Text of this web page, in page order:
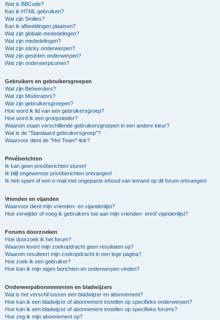
Wat is BBCode?
Kan ik HTML gebruiken?
Wat zijn Smilies?
Kan ik afbeeldingen plaatsen?
Wat zijn globale mededelingen?
Wat zijn mededelingen?
Wat zijn sticky onderwerpen?
Wat zijn gesloten onderwerpen?
Wat zijn onderwerpiconen?
Gebruikers en gebruikersgroepen
Wat zijn Beheerders?
Wat zijn Moderators?
Wat zijn gebruikersgroepen?
Hoe word ik lid van een gebruikersgroep?
Hoe word ik een groepsleider?
Waarom staan verschillende gebruikersgroepen in een andere kleur?
Wat is de "Standaard gebruikersgroep"?
Waarvoor dient de "Het Team"-link?
Privéberichten
Ik kan geen privéberichten sturen!
Ik blijf ongewenste privéberichten ontvangen!
Ik heb spam of een e-mail met ongepaste inhoud van iemand op dit forum ontvangen!
Vrienden en vijanden
Waarvoor dient mijn vrienden- en vijandenlijst?
Hoe verwijder of voeg ik gebruikers toe aan mijn vrienden- en/of vijandenlijst?
Forums doorzoeken
Hoe doorzoek ik het forum?
Waarom levert mijn zoekopdracht geen resultaten op?
Waarom resulteert mijn zoekopdracht in een lege pagina?
Hoe zoek ik een gebruiker?
Hoe kan ik mijn eigen berichten en onderwerpen vinden?
Onderwerpabonnementen en bladwijzers
Wat is het verschil tussen een bladwijzer en abonnement?
Hoe kan ik een bladwijzer of abonnement instellen op specifieke onderwerpen?
Hoe kan ik een bladwijzer of abonnement instellen op specifieke forums?
Hoe zeg ik mijn abonnement op?